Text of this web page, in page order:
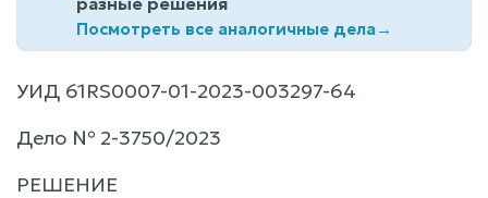
Посмотреть все аналогичные дела→
УИД 61RS0007-01-2023-003297-64
Дело № 2-3750/2023
РЕШЕНИЕ